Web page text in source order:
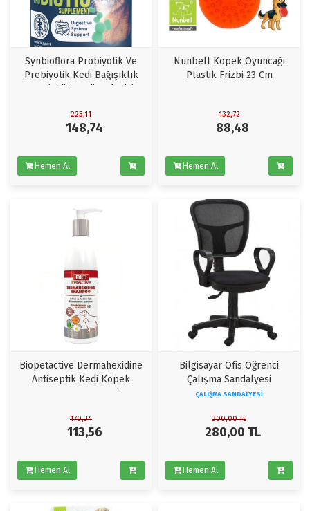
Synbioflora Probiyotik Ve
Prebiyotik Kedi Bağışıklık
Ve Sinidirim Düzenleyici
223,11
148,74
Hemen Al
Nunbell Köpek Oyuncağı
Plastik Frizbi 23 Cm
132,72
88,48
Hemen Al
Biopetactive Dermahexidine
Antiseptik Kedi Köpek
Şampuanı 250 ml
170,34
113,56
Hemen Al
Bilgisayar Ofis Öğrenci
Çalışma Sandalyesi
ÇALIŞMA SANDALYESI
300,00TL
280,00 TL
Hemen Al